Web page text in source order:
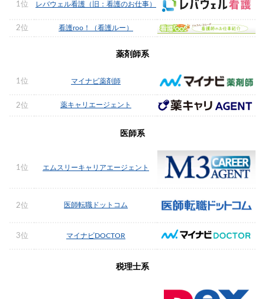
1位 レバウェル看護（旧：看護のお仕事）
2位 看護roo！（看護ルー）
薬剤師系
1位 マイナビ薬剤師
2位 薬キャリエージェント
医師系
1位 エムスリーキャリアエージェント
2位 医師転職ドットコム
3位 マイナビDOCTOR
税理士系